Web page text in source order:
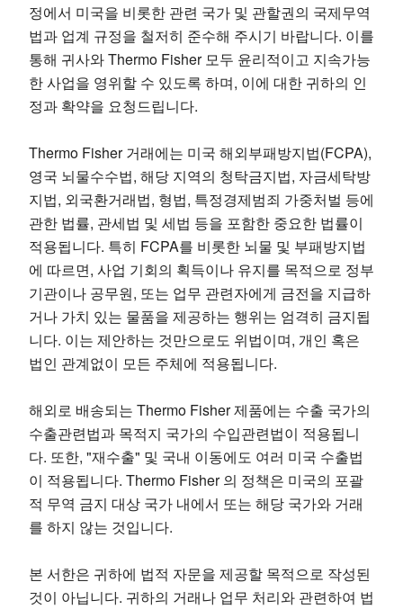
정에서 미국을 비롯한 관련 국가 및 관할권의 국제무역
법과 업계 규정을 철저히 준수해 주시기 바랍니다. 이를
통해 귀사와 Thermo Fisher 모두 윤리적이고 지속가능
한 사업을 영위할 수 있도록 하며, 이에 대한 귀하의 인
정과 확약을 요청드립니다.
Thermo Fisher 거래에는 미국 해외부패방지법(FCPA),
영국 뇌물수수법, 해당 지역의 청탁금지법, 자금세탁방
지법, 외국환거래법, 형법, 특정경제범죄 가중처벌 등에
관한 법률, 관세법 및 세법 등을 포함한 중요한 법률이
적용됩니다. 특히 FCPA를 비롯한 뇌물 및 부패방지법
에 따르면, 사업 기회의 획득이나 유지를 목적으로 정부
기관이나 공무원, 또는 업무 관련자에게 금전을 지급하
거나 가치 있는 물품을 제공하는 행위는 엄격히 금지됩
니다. 이는 제안하는 것만으로도 위법이며, 개인 혹은
법인 관계없이 모든 주체에 적용됩니다.
해외로 배송되는 Thermo Fisher 제품에는 수출 국가의
수출관련법과 목적지 국가의 수입관련법이 적용됩니
다. 또한, "재수출" 및 국내 이동에도 여러 미국 수출법
이 적용됩니다. Thermo Fisher 의 정책은 미국의 포괄
적 무역 금지 대상 국가 내에서 또는 해당 국가와 거래
를 하지 않는 것입니다.
본 서한은 귀하에 법적 자문을 제공할 목적으로 작성된
것이 아닙니다. 귀하의 거래나 업무 처리와 관련하여 법